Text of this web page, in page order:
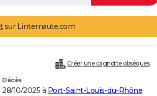
sur Linternaute.com
Créer une cagnotte obsèques
Décès
28/10/2025 à Port-Saint-Louis-du-Rhône